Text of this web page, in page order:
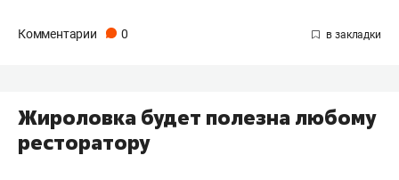
Комментарии 0
Жироловка будет полезна любому
ресторатору